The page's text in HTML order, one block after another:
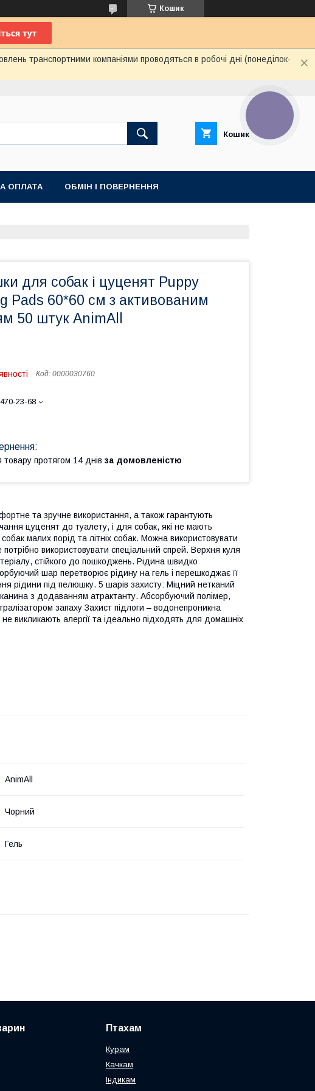
Кошик
транспортними компаніями проводяться в робочі дні (понеділок-
Кошик
ОПЛАТА ОБМІН І ПОВЕРНЕННЯ
для собак і цуценят Puppy
Pads 60*60 см з активованим
50 штук AnimAll
Код: 0000030760
23-68
товару протягом 14 днів за домовленістю
та зручне використання, а також гарантують
цуценят до туалету, і для собак, які не мають
малих порід та літніх собак. Можна використовувати
використовувати спеціальний спрей. Верхня куля
стійкого до пошкоджень. Рідина швидко
шар перетворює рідину на гель і перешкоджає її
рідини під пелюшку. 5 шарів захисту: Міцний нетканий
з додаванням атрактанту. Абсорбуючий полімер,
запаху Захист підлоги – водонепроникна
викликають алергії та ідеально підходять для домашніх
AnimAll
Чорний
Гель
Птахам
Курам
Качкам
Індикам